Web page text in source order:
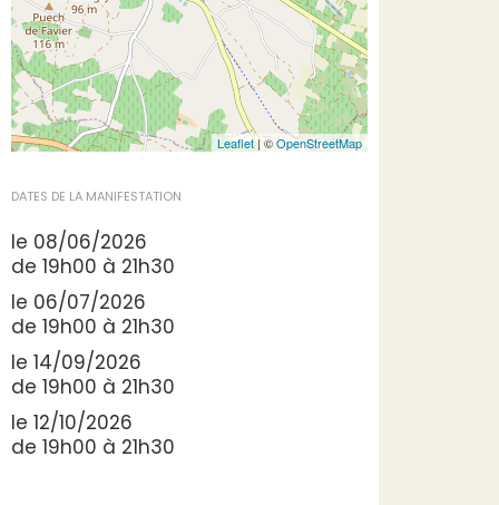
Leaflet| ©OpenStreetMap
DATES DE LA MANIFESTATION
le 08/06/2026
de 19h00 à 21h30
le 06/07/2026
de 19h00 à 21h30
le 14/09/2026
de 19h00 à 21h30
le 12/10/2026
de 19h00 à 21h30